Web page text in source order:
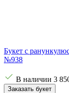
Букет с
№938
В наличии 3
Заказать букет